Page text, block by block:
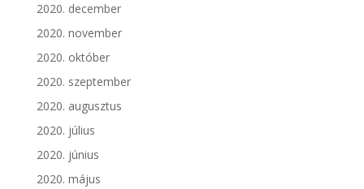
2020. december
2020. november
2020. október
2020. szeptember
2020. augusztus
2020. július
2020. június
2020. május